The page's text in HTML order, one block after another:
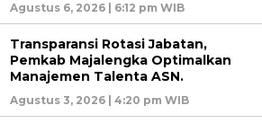
Agustus 6, 2026 | 6:12 pm WIB
Transparansi Rotasi Jabatan,
Pemkab Majalengka Optimalkan
Manajemen Talenta ASN.
Agustus 3, 2026 | 4:20 pm WIB